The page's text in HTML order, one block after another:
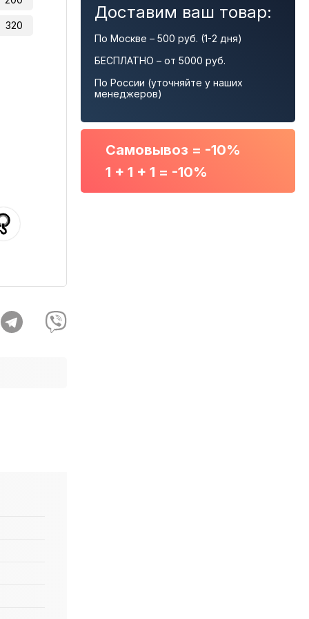
320
Доставим ваш товар:
По Москве – 500 руб. (1-2 дня)
БЕСПЛАТНО – от 5000 руб.
По России (уточняйте у наших
менеджеров)
Самовывоз = -10%
1 + 1 + 1 = -10%